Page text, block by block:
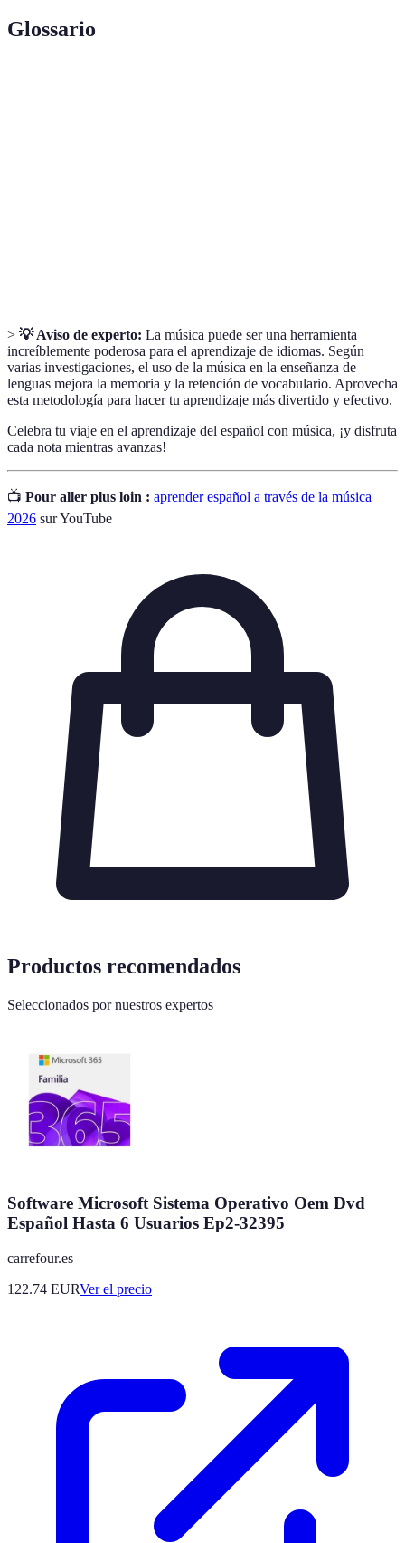
Glossario
> 💡 Aviso de experto: La música puede ser una herramienta
increíblemente poderosa para el aprendizaje de idiomas. Según
varias investigaciones, el uso de la música en la enseñanza de
lenguas mejora la memoria y la retención de vocabulario. Aprovecha
esta metodología para hacer tu aprendizaje más divertido y efectivo.
Celebra tu viaje en el aprendizaje del español con música, ¡y disfruta
cada nota mientras avanzas!
📺 Pour aller plus loin : aprender español a través de la música
2026 sur YouTube
Productos recomendados
Seleccionados por nuestros expertos
Software Microsoft Sistema Operativo Oem Dvd
Español Hasta 6 Usuarios Ep2-32395
carrefour.es
122.74 EURVer el precio